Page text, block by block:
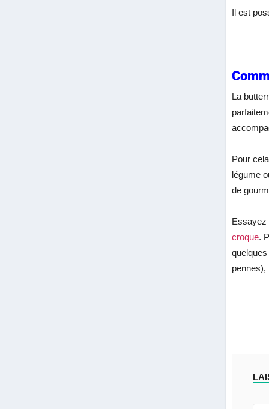
Il est
La
Pour
légume
de
Essayez
croque.